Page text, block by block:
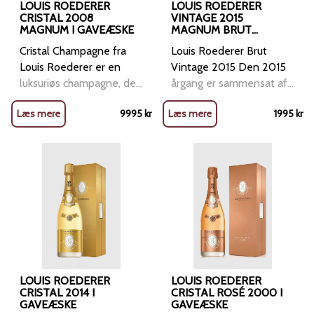
LOUIS ROEDERER
CRISTAL 2008
MAGNUM I GAVEÆSKE
Cristal Champagne fra
Louis Roederer er en
luksuriøs champagne, der
kun fremstilles i de mest
exceptionelle år. Cristal
2008 er sammensat af
Chardonnay, og den har
modnet i 7 år, hvilket
giver en rig og kompleks
smagsprofil med et
lagringspotentiale på
over 25 år. Oprindeligt
skabt til den russiske zar
Alexander, er Cristal nu
tilgængelig for alle, der
elsker champagne. Med
Læs mere 9995kr
LOUIS ROEDERER
VINTAGE 2015
MAGNUM BRUT
GAVEÆSKE
Louis Roederer Brut
Vintage 2015 Den 2015
årgang er sammensat af
70% Pinot Noir og 30%
Chardonnay. Efter den
primære gæring
en malolaktisk gæring, og
39% blev derefter
modnet på egetræsfade.
Den sekundære gæring
på flaske strakte sig over
4 år. Den likør, der
tilsættes under
degorgering (liqueur de
dosage, 9 g/l i 2013),
består af vine fra
Læs mere 1995kr
LOUIS ROEDERER
CRISTAL 2014 I
GAVEÆSKE
LOUIS ROEDERER
CRISTAL ROSÉ 2000 I
GAVEÆSKE